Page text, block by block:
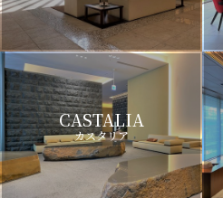
CASTALIA
カスタリア